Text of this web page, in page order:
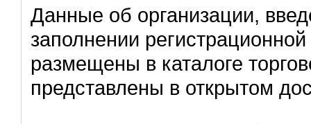
Данные об организации,
заполнении
размещены в каталоге
представлены в открытом